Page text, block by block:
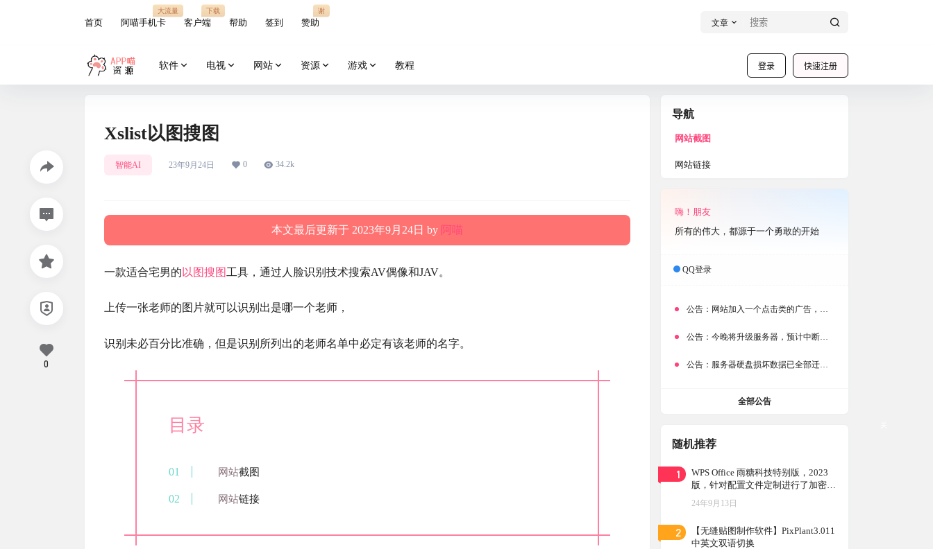
首页 阿喵手机卡
大流量
客户端
下载
帮助 签到 赞助
谢
文章
登录 快速注册
软件 电视 网站 资源 游戏 教程
Xslist以图搜图
智能AI 23年9月24日 0 34.2k
本文最后更新于 2023年9月24日 by 阿喵
一款适合宅男的 以图搜图 工具，通过人脸识别技术搜索AV偶像和JAV。
上传一张老师的图片就可以识别出是哪一个老师，
识别未必百分比准确，但是识别所列出的老师名单中必定有该老师的名字。
目录
网站截图
网站链接
0
导航
网站截图
网站链接
嗨！朋友
所有的伟大，都源于一个勇敢的开始
QQ登录
公告： 网站加入一个点击类的广告，大家点击下载按钮需要注意
公告： 今晚将升级服务器，预计中断时常为1分钟
公告： 服务器硬盘损坏数据已全部迁移备份，网站恢复完成！
全部公告
随机推荐
1
WPS Office 雨糖科技特别版，2023
版，针对配置文件定制进行了加密校
验，以增强安全性
24年9月13日
2
【无缝贴图制作软件】PixPlant3.011
中英文双语切换